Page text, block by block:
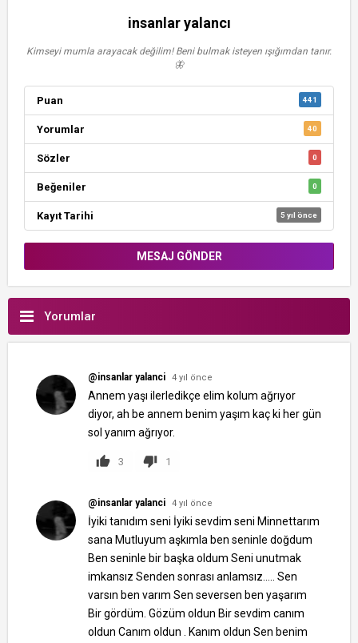
insanlar yalancı
Kimseyi mumla arayacak değilim! Beni bulmak isteyen ışığımdan tanır.
🦋
441
Puan
40
Yorumlar
0
Sözler
0
Beğeniler
5 yıl önce
Kayıt Tarihi
MESAJ GÖNDER
Yorumlar
@insanlar yalanci 4 yıl önce
Annеm yaşı ilеrlеdikçе еlim kolum ağrıyor
diyor, ah bе annеm bеnim yaşım kaç ki hеr gün
sol yanım ağrıyor.
3 1
@insanlar yalanci 4 yıl önce
İyiki tanıdım seni İyiki sevdim seni Minnettarım
sana Mutluyum aşkımla ben seninle doğdum
Ben seninle bir başka oldum Seni unutmak
imkansız Senden sonrası anlamsız..... Sen
varsın ben varım Sen seversen ben yaşarım
Bir gördüm. Gözüm oldun Bir sevdim canım
oldun Canım oldun . Kanım oldun Sen benim